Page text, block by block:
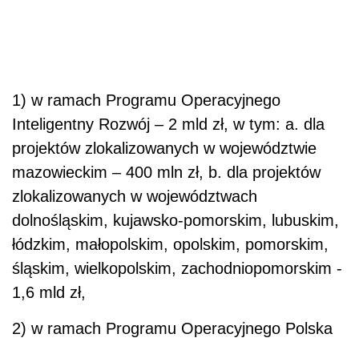
1) w ramach Programu Operacyjnego
Inteligentny Rozwój – 2 mld zł, w tym: a. dla
projektów zlokalizowanych w województwie
mazowieckim – 400 mln zł, b. dla projektów
zlokalizowanych w województwach
dolnośląskim, kujawsko-pomorskim, lubuskim,
łódzkim, małopolskim, opolskim, pomorskim,
śląskim, wielkopolskim, zachodniopomorskim -
1,6 mld zł,
2) w ramach Programu Operacyjnego Polska